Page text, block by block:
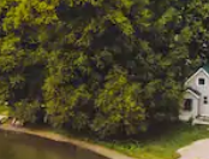
baixo do teclado ou